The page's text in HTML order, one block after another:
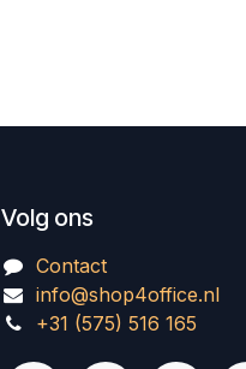
Volg ons
Contact
info@shop4office.nl
+31 (575) 516 165